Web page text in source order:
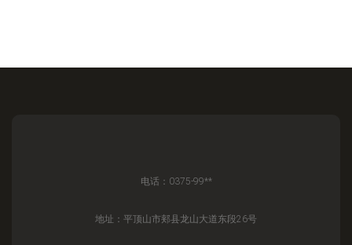
电话：0375-99**
地址：平顶山市郏县龙山大道东段26号